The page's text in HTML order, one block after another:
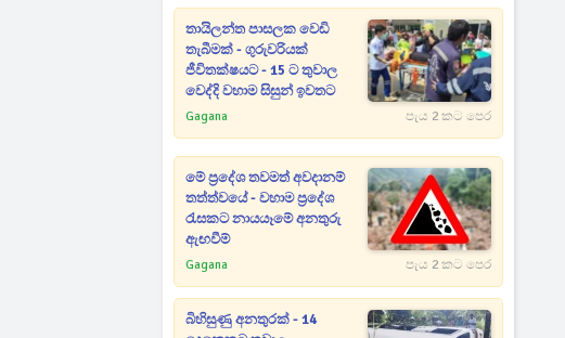
තායිලන්ත පාසලක වෙඩි
තැබීමක් - ගුරුවරියක්
ජීවිතක්ෂයට - 15 ට තුවාල
වෙද්දි වහාම සිසුන් ඉවතට
Gagana පැය 2 කට පෙර
මේ ප්‍රදේශ තවමත් අවදානම්
තත්ත්වයේ - වහාම ප්‍රදේශ
රැසකට නායයෑමේ අනතුරු
ඇඟවීම්
Gagana පැය 2 කට පෙර
බිහිසුණු අනතුරක් - 14